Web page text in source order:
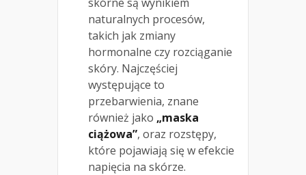
naturalnych procesów,
takich jak zmiany
hormonalne czy rozciąganie
skóry. Najczęściej
występujące to
przebarwienia, znane
również jako „maska
ciążowa”, oraz rozstępy,
które pojawiają się w efekcie
napięcia na skórze.